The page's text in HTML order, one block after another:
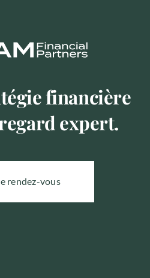
financière
expert.
rendez-vous